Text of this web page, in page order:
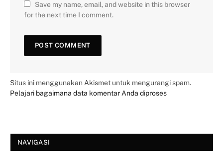
Save my name, email, and website in this browser
for the next time I comment.
Situs ini menggunakan Akismet untuk mengurangi spam.
Pelajari bagaimana data komentar Anda diproses
NAVIGASI